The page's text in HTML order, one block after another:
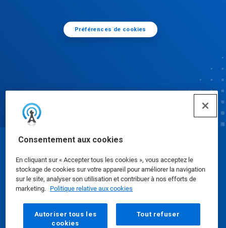
Consentement aux cookies
En cliquant sur « Accepter tous les cookies », vous acceptez le
stockage de cookies sur votre appareil pour améliorer la navigation
sur le site, analyser son utilisation et contribuer à nos efforts de
marketing. Politique relative aux cookies
Autoriser tous les
cookies
Tout refuser
Préférences de cookies
Fiches de données de sécurité|Politique de
confidentialité|conditions d'utilisation